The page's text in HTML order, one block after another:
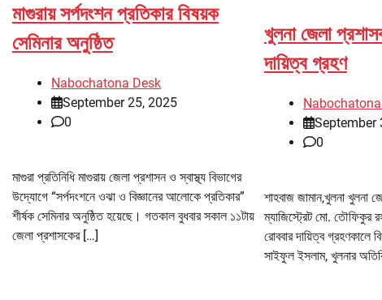
মাগুরায় সর্পদংশন প্রতিকার বিষয়ক
সেমিনার অনুষ্ঠিত
Nabochatona Desk
September 25, 2025
0
মাগুরা প্রতিনিধি মাগুরায় জেলা প্রশাসন ও স্বাস্থ্য বিভাগের
উদ্যোগে “সর্পদংশনে ওঝা ও বিজ্ঞানের আলোকে প্রতিকার”
শীর্ষক সেমিনার অনুষ্ঠিত হয়েছে। গতকাল বুধবার সকাল ১১টায়
জেলা প্রশাসকের […]
খুলনা জেলা
দায়িত্ব গ্রহণ
September
0
শাহবাজ জামান,খুলনা খুলনা
ম্যাজিস্ট্রেট মো. তৌফিকুর
রোববার দায়িত্ব গ্রহণকালে
সাইফুল ইসলাম, খুলনার